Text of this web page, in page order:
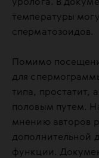
уролога. В
температуры
сперматозоидов.
Помимо
для
типа, простатит,
половым путем.
мнению авторов
дополнительной
функции.